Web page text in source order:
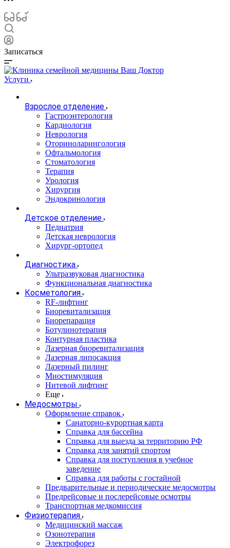
Записаться
Услуги
Взрослое отделение
Гастроэнтерология
Кардиология
Неврология
Оториноларингология
Офтальмология
Стоматология
Терапия
Урология
Хирургия
Эндокринология
Детское отделение
Педиатрия
Детская неврология
Хирург-ортопед
Диагностика
Ультразвуковая диагностика
Функциональная диагностика
Косметология
RF-лифтинг
Биоревитализация
Биорепарация
Ботулинотерапия
Контурная пластика
Лазерная биоревитализация
Лазерная липосакция
Лазерный пилинг
Миостимуляция
Нитевой лифтинг
Еще
Медосмотры
Оформление справок
Санаторно-курортная карта
Справка для бассейна
Справка для выезда за территорию РФ
Справка для занятий спортом
Справка для поступления в учебное
заведение
Справка для работы с гостайной
Предварительные и периодические медосмотры
Предрейсовые и послерейсовые осмотры
Транспортная медкомиссия
Физиотерапия
Медицинский массаж
Озонотерапия
Электрофорез